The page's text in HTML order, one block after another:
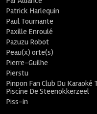
Patrick Harlequin
Paul Tournante
Paxille Enroulé
Pazuzu Robot
Peau(x) orte(s)
Pierre-Guilhe
Pierstu
Pinpon Fan Club Du Karaoké
Piscine De Steenokkerzeel
Piss-in